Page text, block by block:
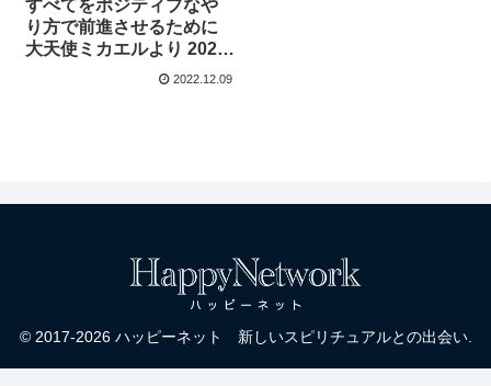
すべてをポジティブなや
り方で前進させるために
大天使ミカエルより 2022
年11月20日 チャネリン
2022.12.09
© 2017-2026 ハッピーネット 新しいスピリチュアルとの出会い.